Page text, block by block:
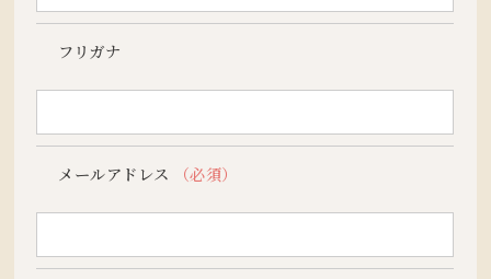
フリガナ
メールアドレス （必須）